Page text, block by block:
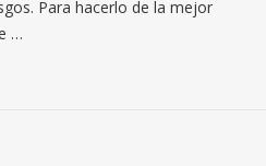
Para hacerlo de la mejor
…